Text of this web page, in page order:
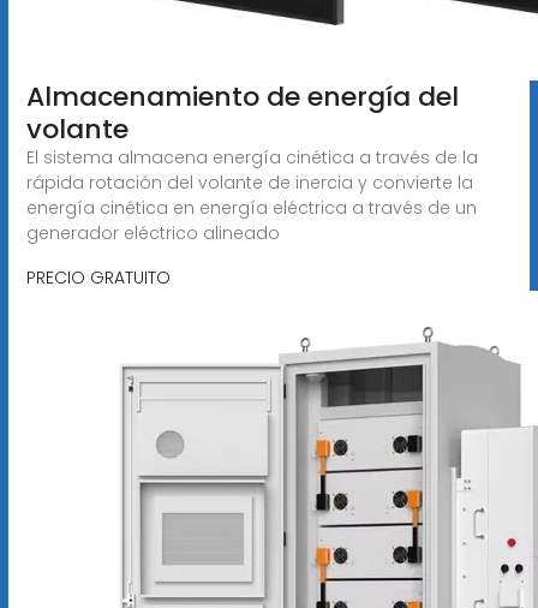
Almacenamiento de energía del
volante
El sistema almacena energía cinética a través de la
rápida rotación del volante de inercia y convierte la
energía cinética en energía eléctrica a través de un
generador eléctrico alineado
PRECIO GRATUITO